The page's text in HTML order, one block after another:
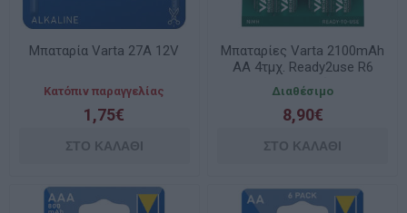
Μπαταρία Varta 27A 12V
Κατόπιν παραγγελίας
1,75€
Μπαταρίες Varta 2100mAh
ΑΑ 4τμχ. Ready2use R6
επαναφορτιζόμενες
56706B4
Διαθέσιμο
8,90€